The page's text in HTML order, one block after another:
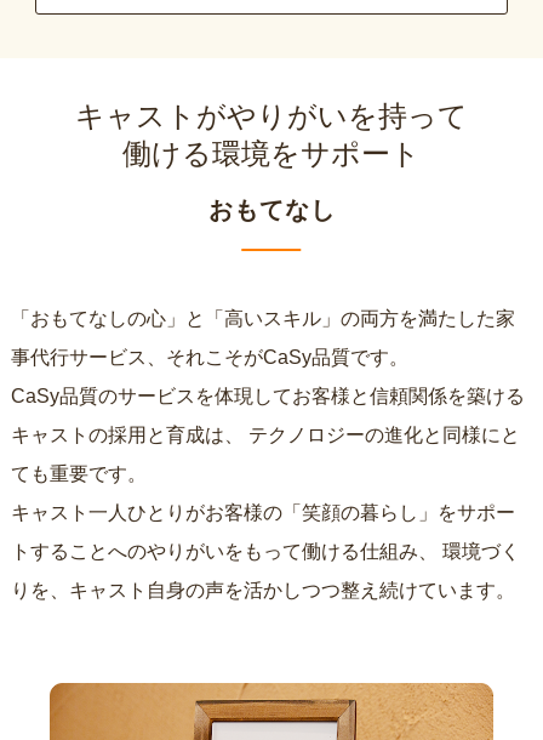
キャストがやりがいを持って
働ける環境をサポート
おもてなし
「おもてなしの心」と「高いスキル」の両方を満たした家
事代行サービス、それこそがCaSy品質です。
CaSy品質のサービスを体現してお客様と信頼関係を築ける
キャストの採用と育成は、
ても重要です。
キャスト一人ひとりがお客様の「笑顔の暮らし」をサポー
トすることへのやりがいをもって働ける仕組み、
りを、キャスト自身の声を活かしつつ整え続けています。